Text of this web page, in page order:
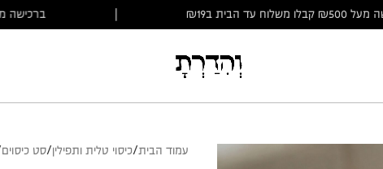
ברכישה מעל ₪500 קבלו משלוח עד הבית ב₪19
עמוד הבית כיסוי טלית ותפילין סט כיסוים